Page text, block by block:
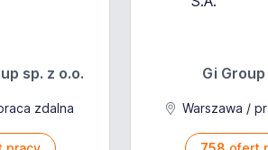
sp. z o.o.
zdalna
Gi Group
Warszawa /